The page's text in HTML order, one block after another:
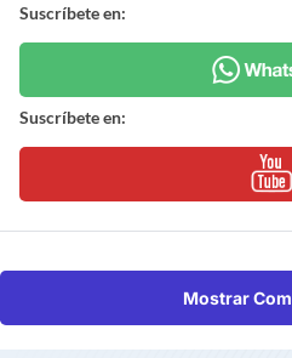
Suscríbete en:
Suscríbete en:
Mostrar